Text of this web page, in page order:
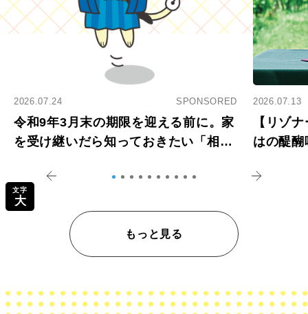
文字
大
2026.07.24 SPONSORED
令和9年3月末の期限を迎える前に。家
を受け継いだら知っておきたい「相続
2026.07.13
【リゾ
はの醍
もっと見る